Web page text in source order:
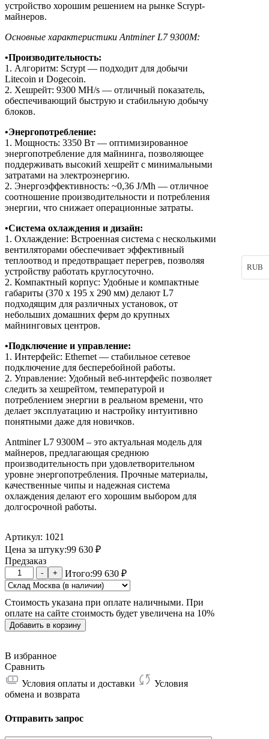
устройство хорошим решением на рынке Scrypt-
майнеров.
Основные характеристики Antminer L7 9300M:
•Производительность:
1. Алгоритм: Scrypt — подходит для добычи
Litecoin и Dogecoin.
2. Хешрейт: 9300 MH/s — отличный показатель,
обеспечивающий быструю и стабильную добычу
блоков.
•Энергопотребление:
1. Мощность: 3350 Вт — оптимизированное
энергопотребление для майнинга, позволяющее
поддерживать высокий хешрейт с минимальными
затратами на электроэнергию.
2. Энергоэффективность: ~0,36 J/Mh — отличное
соотношение производительности и потребления
энергии, что снижает операционные затраты.
•Система охлаждения и дизайн:
1. Охлаждение: Встроенная система с несколькими
вентиляторами обеспечивает эффективный
теплоотвод и предотвращает перегрев, позволяя
устройству работать круглосуточно.
2. Компактный корпус: Удобные и компактные
габариты (370 х 195 х 290 мм) делают L7
подходящим для различных установок, от
небольших домашних ферм до крупных
майнинговых центров.
•Подключение и управление:
1. Интерфейс: Ethernet — стабильное сетевое
подключение для бесперебойной работы.
2. Управление: Удобный веб-интерфейс позволяет
следить за хешрейтом, температурой и
потреблением энергии в реальном времени, что
делает эксплуатацию и настройку интуитивно
понятными даже для новичков.
Antminer L7 9300M – это актуальная модель для
майнеров, предлагающая среднюю
производительность при удовлетворительном
уровне энергопотребления. Прочные материалы,
качественные чипы и надежная система
охлаждения делают его хорошим выбором для
долгосрочной работы.
Артикул: 1021
Цена за штуку:99 630 ₽
Предзаказ
Количество
товара
Antminer
L7
9300M
- + Итого:99 630₽
Стоимость указана при оплате наличными. При
оплате на сайте стоимость будет увеличена на 10%
Добавить в корзину
В избранное
Сравнить
Условия оплаты и доставки
Условия
обмена и возврата
Отправить запрос
RUB